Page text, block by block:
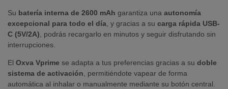
Su batería interna de 2600 mAh garantiza una autonomía
excepcional para todo el día , y gracias a su carga rápida USB-
C (5V/2A) , podrás recargarlo en minutos y seguir disfrutando sin
interrupciones.
El Oxva Vprime se adapta a tus preferencias gracias a su doble
sistema de activación , permitiéndote vapear de forma
automática al inhalar o manualmente mediante su botón central.